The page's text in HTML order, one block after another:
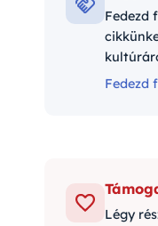
Fedezd
Fedezd
Légy